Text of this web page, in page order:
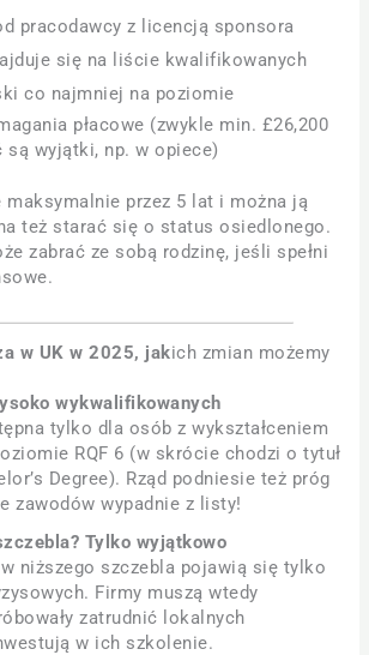
pracodawcy z licencją sponsora
się na liście kwalifikowanych
co najmniej na poziomie
płacowe (zwykle min. £26,200
są wyjątki, np. w opiece)
maksymalnie przez 5 lat i można ją
też starać się o status osiedlonego.
zabrać ze sobą rodzinę, jeśli spełni
w UK w 2025, jakich zmian możemy
wykwalifikowanych
tylko dla osób z wykształceniem
RQF 6 (w skrócie chodzi o tytuł
Degree). Rząd podniesie też próg
zawodów wypadnie z listy!
Tylko wyjątkowo
niższego szczebla pojawią się tylko
Firmy muszą wtedy
zatrudnić lokalnych
w ich szkolenie.